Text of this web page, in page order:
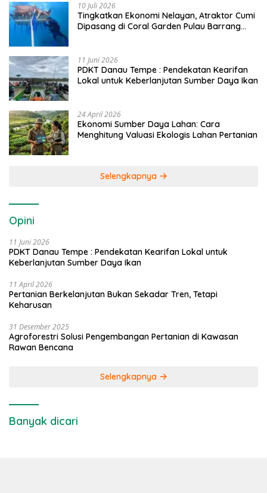
10 Juli 2026
Tingkatkan Ekonomi Nelayan, Atraktor Cumi
Dipasang di Coral Garden Pulau Barrang
11 Juni 2026
PDKT Danau Tempe : Pendekatan Kearifan
Lokal untuk Keberlanjutan Sumber Daya Ikan
24 April 2026
Ekonomi Sumber Daya Lahan: Cara
Menghitung Valuasi Ekologis Lahan Pertanian
Selengkapnya
Opini
11 Juni 2026
PDKT Danau Tempe : Pendekatan Kearifan Lokal untuk
Keberlanjutan Sumber Daya Ikan
11 April 2026
Pertanian Berkelanjutan Bukan Sekadar Tren, Tetapi
Keharusan
31 Desember 2025
Agroforestri Solusi Pengembangan Pertanian di Kawasan
Rawan Bencana
Selengkapnya
Banyak dicari